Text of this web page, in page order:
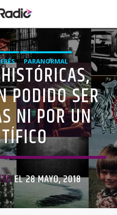
PARANORMAL
PODIDO SER
NI POR UN
EL 28 MAYO, 2018